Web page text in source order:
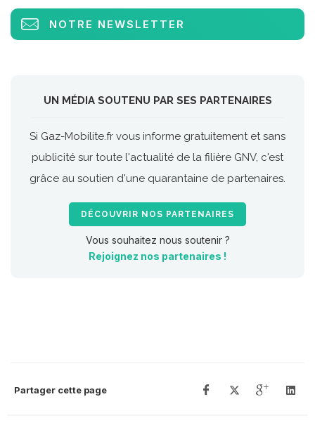
NOTRE NEWSLETTER
UN MÉDIA SOUTENU PAR SES PARTENAIRES
Si Gaz-Mobilite.fr vous informe gratuitement et sans
publicité sur toute l'actualité de la filière GNV, c'est
grâce au soutien d'une quarantaine de partenaires.
DÉCOUVRIR NOS PARTENAIRES
Vous souhaitez nous soutenir ?
Rejoignez nos partenaires !
Partager cette page